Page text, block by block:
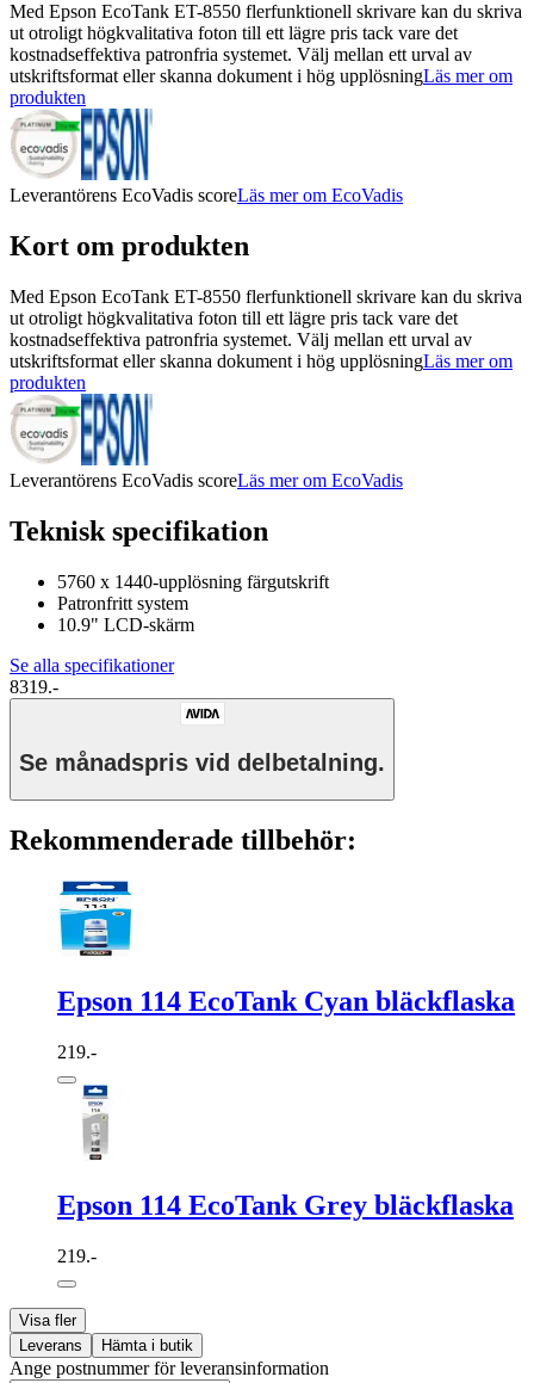
Med Epson EcoTank ET-8550 flerfunktionell skrivare kan du skriva
ut otroligt högkvalitativa foton till ett lägre pris tack vare det
kostnadseffektiva patronfria systemet. Välj mellan ett urval av
utskriftsformat eller skanna dokument i hög upplösningLäs mer om
produkten
Leverantörens EcoVadis scoreLäs mer om EcoVadis
Kort om produkten
Med Epson EcoTank ET-8550 flerfunktionell skrivare kan du skriva
ut otroligt högkvalitativa foton till ett lägre pris tack vare det
kostnadseffektiva patronfria systemet. Välj mellan ett urval av
utskriftsformat eller skanna dokument i hög upplösningLäs mer om
produkten
Leverantörens EcoVadis scoreLäs mer om EcoVadis
Teknisk specifikation
5760 x 1440-upplösning färgutskrift
Patronfritt system
10.9" LCD-skärm
Se alla specifikationer
8319.-
Se månadspris vid delbetalning.
Rekommenderade tillbehör:
Epson 114 EcoTank Cyan bläckflaska
219.-
Epson 114 EcoTank Grey bläckflaska
219.-
Visa fler
Leverans
Hämta i butik
Ange postnummer för leveransinformation